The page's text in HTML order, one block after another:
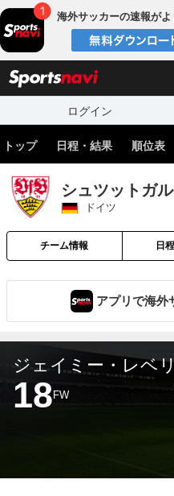
海外サッカーの速報がよ
ログイン
トップ 日程・結果 順位表
シュツットガル
ドイツ
チーム情報 日
アプリで海外
ジェイミー・レベ
18 FW